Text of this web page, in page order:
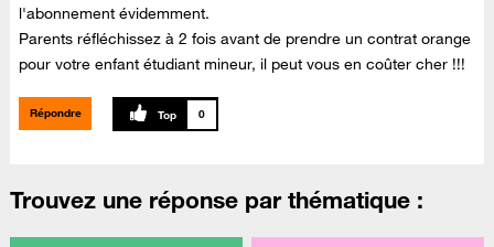
l'abonnement évidemment.
Parents réfléchissez à 2 fois avant de prendre un contrat orange
pour votre enfant étudiant mineur, il peut vous en coûter cher !!!
Répondre 0
Trouvez une réponse par thématique :